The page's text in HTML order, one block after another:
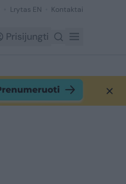
Lrytas EN Kontaktai
Prisijungti